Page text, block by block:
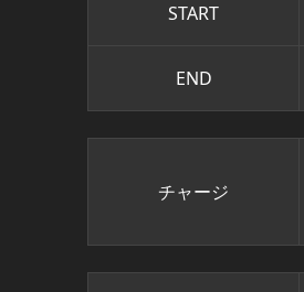
START
END
チャージ